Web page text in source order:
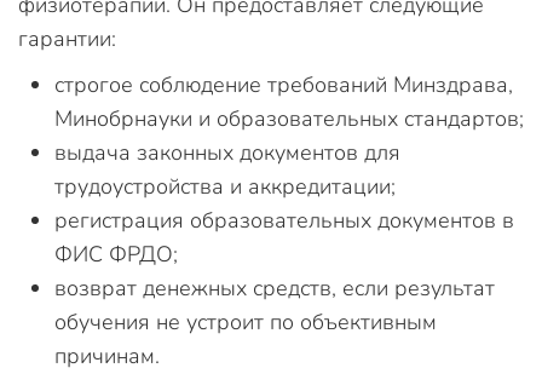
гарантии:
строгое соблюдение требований Минздрава,
Минобрнауки и образовательных стандартов;
выдача законных документов для
трудоустройства и аккредитации;
регистрация образовательных документов в
ФИС ФРДО;
возврат денежных средств, если результат
обучения не устроит по объективным
причинам.